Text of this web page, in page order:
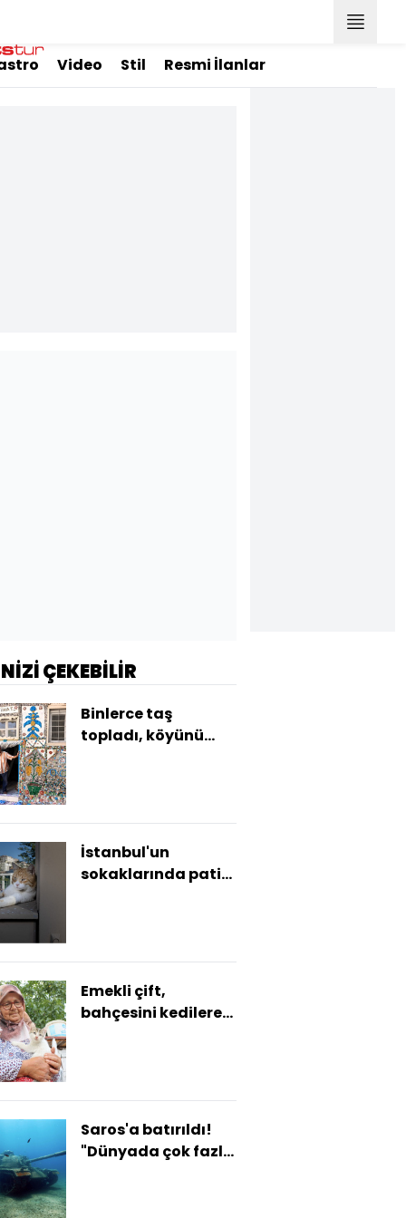
Video Stil Resmi İlanlar
ÇEKEBİLİR
Binlerce taş
topladı, köyünü
İstanbul'un
sokaklarında pati
Emekli çift,
bahçesini kedilere
Saros'a batırıldı!
"Dünyada çok fazla